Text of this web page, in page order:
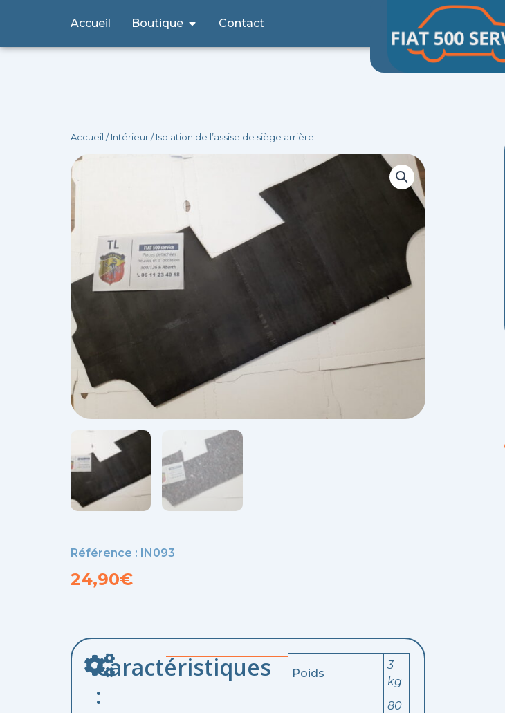
contenu
Accueil Boutique Ouvrir Boutique
Contact
Accueil /Intérieur/ Isolation de l’assise de siège arrière
Référence : IN093
24,90€
Caractéristiques
:
Poids
3
kg
80